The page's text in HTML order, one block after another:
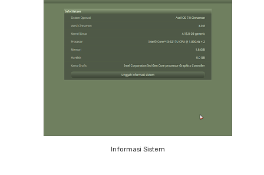
Informasi Sistem